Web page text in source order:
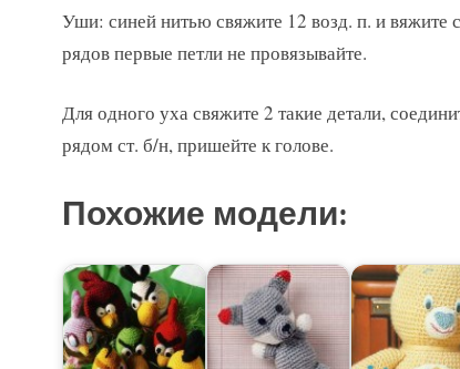
Уши: синей нитью свяжите 12 возд. п. и вяжите
рядов первые петли не провязывайте.
Для одного уха свяжите 2 такие детали,
рядом ст. б/н, пришейте к голове.
Похожие модели: